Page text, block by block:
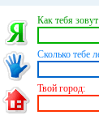
Как тебя
Сколько тебе
Твой город: